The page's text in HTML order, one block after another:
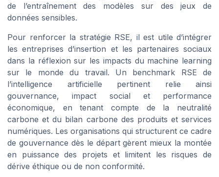
de l’entraînement des modèles sur des jeux de
données sensibles.
Pour renforcer la stratégie RSE, il est utile d’intégrer
les entreprises d’insertion et les partenaires sociaux
dans la réflexion sur les impacts du machine learning
sur le monde du travail. Un benchmark RSE de
l’intelligence artificielle pertinent relie ainsi
gouvernance, impact social et performance
économique, en tenant compte de la neutralité
carbone et du bilan carbone des produits et services
numériques. Les organisations qui structurent ce cadre
de gouvernance dès le départ gèrent mieux la montée
en puissance des projets et limitent les risques de
dérive éthique ou de non conformité.